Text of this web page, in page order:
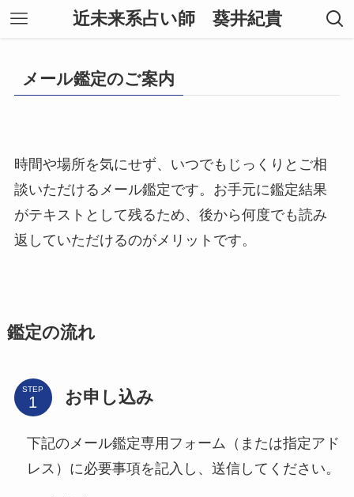
近未来系占い師 葵井紀貴
メール鑑定のご案内
時間や場所を気にせず、いつでもじっくりとご相
談いただけるメール鑑定です。お手元に鑑定結果
がテキストとして残るため、後から何度でも読み
返していただけるのがメリットです。
鑑定の流れ
STEP お申し込み
下記のメール鑑定専用フォーム（または指定アド
レス）に必要事項を記入し、送信してください。